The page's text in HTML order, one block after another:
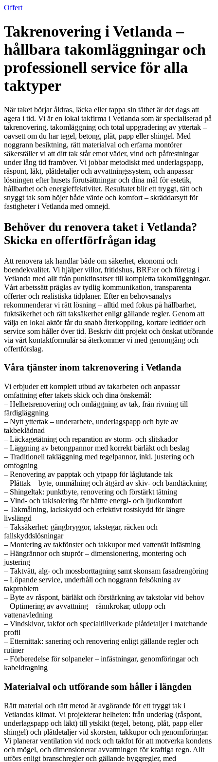
Offert
Takrenovering i Vetlanda –
hållbara takomläggningar och
professionell service för alla
taktyper
När taket börjar åldras, läcka eller tappa sin täthet är det dags att
agera i tid. Vi är en lokal takfirma i Vetlanda som är specialiserad på
takrenovering, takomläggning och total uppgradering av yttertak –
oavsett om du har tegel, betong, plåt, papp eller shingel. Med
noggrann besiktning, rätt materialval och erfarna montörer
säkerställer vi att ditt tak står emot väder, vind och påfrestningar
under lång tid framöver. Vi jobbar metodiskt med underlagspapp,
råspont, läkt, plåtdetaljer och avvattningssystem, och anpassar
lösningen efter husets förutsättningar och dina mål för estetik,
hållbarhet och energieffektivitet. Resultatet blir ett tryggt, tätt och
snyggt tak som höjer både värde och komfort – skräddarsytt för
fastigheter i Vetlanda med omnejd.
Behöver du renovera taket i Vetlanda?
Skicka en offertförfrågan idag
Att renovera tak handlar både om säkerhet, ekonomi och
boendekvalitet. Vi hjälper villor, fritidshus, BRF:er och företag i
Vetlanda med allt från punktinsatser till kompletta takomläggningar.
Vårt arbetssätt präglas av tydlig kommunikation, transparenta
offerter och realistiska tidplaner. Efter en behovsanalys
rekommenderar vi rätt lösning – alltid med fokus på hållbarhet,
fuktsäkerhet och rätt taksäkerhet enligt gällande regler. Genom att
välja en lokal aktör får du snabb återkoppling, kortare ledtider och
service som håller över tid. Beskriv ditt projekt och önskat utförande
via vårt kontaktformulär så återkommer vi med genomgång och
offertförslag.
Våra tjänster inom takrenovering i Vetlanda
Vi erbjuder ett komplett utbud av takarbeten och anpassar
omfattning efter takets skick och dina önskemål:
– Helhetsrenovering och omläggning av tak, från rivning till
färdigläggning
– Nytt yttertak – underarbete, underlagspapp och byte av
takbeklädnad
– Läckagetätning och reparation av storm- och slitskador
– Läggning av betongpannor med korrekt bärläkt och beslag
– Traditionell takläggning med tegelpannor, inkl. justering och
omfogning
– Renovering av papptak och ytpapp för låglutande tak
– Plåttak – byte, ommålning och åtgärd av skiv- och bandtäckning
– Shingeltak: punktbyte, renovering och förstärkt tätning
– Vind- och takisolering för bättre energi- och ljudkomfort
– Takmålning, lackskydd och effektivt rostskydd för längre
livslängd
– Taksäkerhet: gångbryggor, takstegar, räcken och
fallskyddslösningar
– Montering av takfönster och takkupor med vattentät infästning
– Hängrännor och stuprör – dimensionering, montering och
justering
– Taktvätt, alg- och mossborttagning samt skonsam fasadrengöring
– Löpande service, underhåll och noggrann felsökning av
takproblem
– Byte av råspont, bärläkt och förstärkning av takstolar vid behov
– Optimering av avvattning – rännkrokar, utlopp och
vattenavledning
– Vindskivor, takfot och specialtillverkade plåtdetaljer i matchande
profil
– Etternittak: sanering och renovering enligt gällande regler och
rutiner
– Förberedelse för solpaneler – infästningar, genomföringar och
kabeldragning
Materialval och utförande som håller i längden
Rätt material och rätt metod är avgörande för ett tryggt tak i
Vetlandas klimat. Vi projekterar helheten: från underlag (råspont,
underlagspapp och läkt) till ytskikt (tegel, betong, plåt, papp eller
shingel) och plåtdetaljer vid skorsten, takkupor och genomföringar.
Vi planerar ventilation vid nock och takfot för att motverka kondens
och mögel, och dimensionerar avvattningen för kraftiga regn. Allt
utförs enligt branschregler och gällande byggregler, med